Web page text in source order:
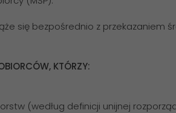
się bezpośrednio z przekazaniem
KTÓRZY:
(według definicji unijnej